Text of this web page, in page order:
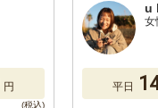
円
u
女
平日